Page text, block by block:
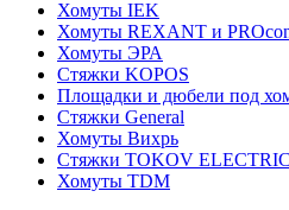
Хомуты IEK
Хомуты REXANT и
Хомуты ЭРА
Стяжки KOPOS
Площадки и дюбели под
Стяжки General
Хомуты Вихрь
Стяжки TOKOV ELECTRIC
Хомуты TDM